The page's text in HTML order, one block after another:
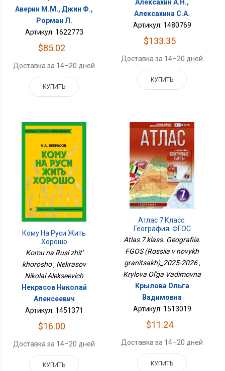
Аверин М.М., Джин Ф.,
Рорман Л.
Артикул: 1622773
$85.02
Доставка за 14–20 дней
КУПИТЬ
Алексахин А.Н.,
Алексахина С.А.
Артикул: 1480769
$133.35
Доставка за 14–20 дней
КУПИТЬ
Кому На Руси Жить
Хорошо
Komu na Rusi zhit'
khorosho , Nekrasov
Nikolai Alekseevich
Некрасов Николай
Алексеевич
Артикул: 1451371
$16.00
Доставка за 14–20 дней
КУПИТЬ
Атлас 7 Класс.
География. ФГОС
(Россия В Новых
Границах)_2025-2026
Atlas 7 klass. Geografiia.
FGOS (Rossiia v novykh
granitsakh)_2025-2026 ,
Krylova Ol'ga Vadimovna
Крылова Ольга
Вадимовна
Артикул: 1513019
$11.24
Доставка за 14–20 дней
КУПИТЬ